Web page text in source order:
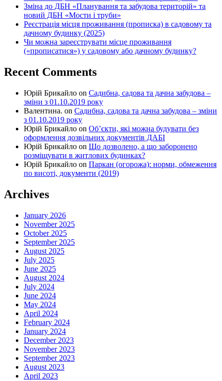
Зміна до ДБН «Планування та забудова територій» та
новий ДБН «Мости і труби»
Реєстрація місця проживання (прописка) в садовому та
дачному будинку (2025)
Чи можна зареєструвати місце проживання
(«прописатися») у садовому або дачному будинку?
Recent Comments
Юрій Брикайло on Садибна, садова та дачна забудова –
зміни з 01.10.2019 року
Валентина. on Садибна, садова та дачна забудова – зміни
з 01.10.2019 року
Юрій Брикайло on Об’єкти, які можна будувати без
оформлення дозвільних документів ДАБІ
Юрій Брикайло on Що дозволено, а що заборонено
розміщувати в житлових будинках?
Юрій Брикайло on Паркан (огорожа): норми, обмеження
по висоті, документи (2019)
Archives
January 2026
November 2025
October 2025
September 2025
August 2025
July 2025
June 2025
August 2024
July 2024
June 2024
May 2024
April 2024
February 2024
January 2024
December 2023
November 2023
September 2023
August 2023
April 2023